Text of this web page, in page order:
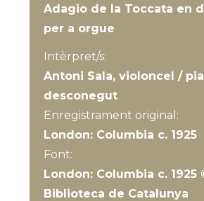
Adagio de la Toccata en
per a orgue
Intèrpret/s:
Antoni Sala, violoncel /
desconegut
Enregistrament original:
London: Columbia c. 1925
Font:
London: Columbia c. 1925
Biblioteca de Catalunya